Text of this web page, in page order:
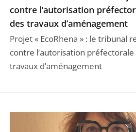
contre l’autorisation
des travaux d’aménagement
Projet « EcoRhena » : le tribunal
contre l’autorisation
travaux d’aménagement